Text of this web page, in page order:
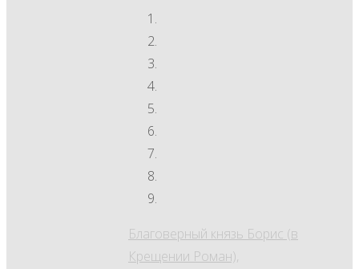
Благоверный князь Борис (в
Крещении Роман),